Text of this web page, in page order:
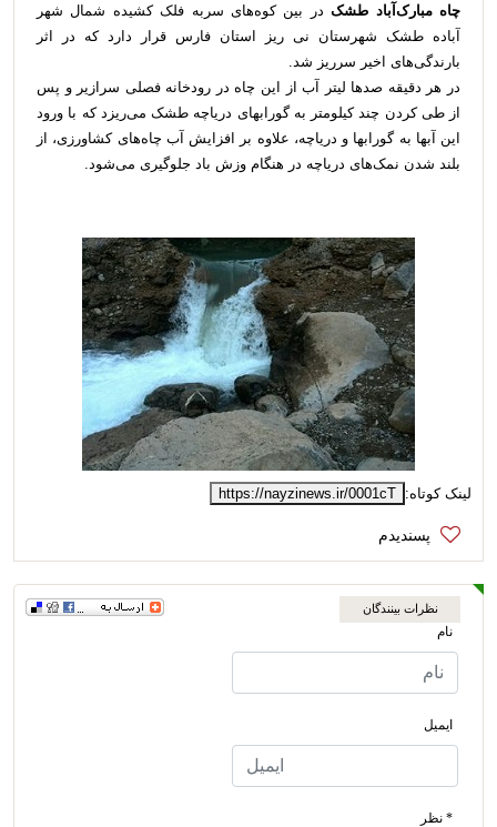
چاه مبارک‌آباد طشکدر بین کوه‌های سربه فلک کشیده شمال شهر
آباده طشک شهرستان نی ریز استان فارس قرار دارد که در اثر
بارندگی‌های اخیر سرریز شد.
در هر دقیقه صدها لیتر آب از اين چاه در رودخانه فصلی سرازیر و پس
از طی کردن چند کیلومتر به گورابهای دریاچه طشک می‌ریزد که با ورود
این آبها به گورابها و دریاچه، علاوه بر افزایش آب چاه‌های کشاورزی، از
بلند شدن نمک‌های دریاچه در هنگام وزش باد جلوگیری می‌شود.
لینک کوتاه: https://nayzinews.ir/0001cT
نظرات بینندگان
نام
ایمیل
* نظر